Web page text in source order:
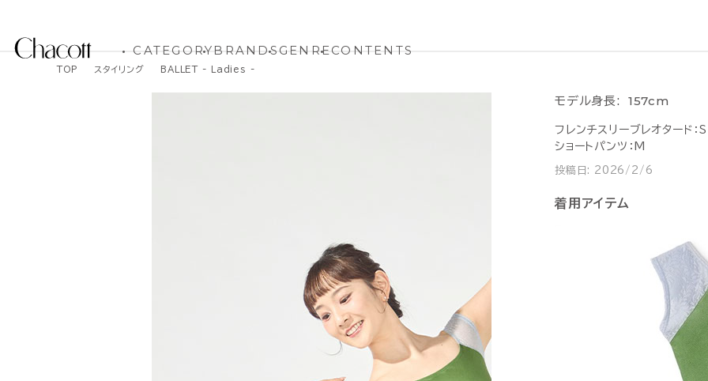
CATEGORYBRANDSGENRECONTENTS
TOP スタイリング BALLET - Ladies -
モデル身長: 157cm
フレンチスリーブレオタード：S
ショートパンツ：M
投稿日: 2026/2/6
着用アイテム